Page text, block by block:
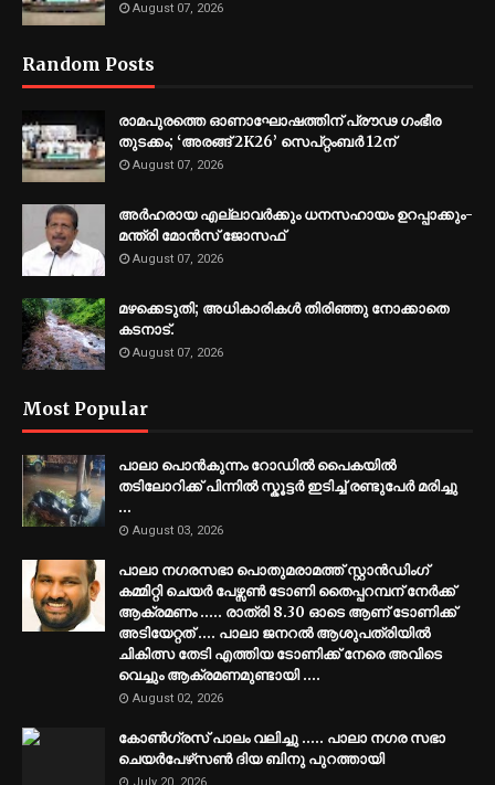
August 07, 2026
Random Posts
രാമപുരത്തെ ഓണാഘോഷത്തിന് പ്രൗഢ ഗംഭീര
തുടക്കം; ‘അരങ്ങ് 2K26’ സെപ്റ്റംബർ 12ന്
August 07, 2026
അര്‍ഹരായ എല്ലാവര്‍ക്കും ധനസഹായം ഉറപ്പാക്കും-
മന്ത്രി മോന്‍സ് ജോസഫ്
August 07, 2026
മഴക്കെടുതി; അധികാരികള്‍ തിരിഞ്ഞു നോക്കാതെ
കടനാട്.
August 07, 2026
Most Popular
പാലാ പൊൻകുന്നം റോഡിൽ പൈകയിൽ
തടിലോറിക്ക് പിന്നിൽ സ്കൂട്ടർ ഇടിച്ച് രണ്ടുപേർ മരിച്ചു
...
August 03, 2026
പാലാ നഗരസഭാ പൊതുമരാമത്ത് സ്റ്റാൻഡിംഗ്
കമ്മിറ്റി ചെയർ പേഴ്സൺ ടോണി തൈപ്പറമ്പന് നേർക്ക്
ആക്രമണം ..... രാത്രി 8.30 ഓടെ ആണ് ടോണിക്ക്
അടിയേറ്റത് .... പാലാ ജനറൽ ആശുപത്രിയിൽ
ചികിത്സ തേടി എത്തിയ ടോണിക്ക് നേരെ അവിടെ
വെച്ചും ആക്രമണമുണ്ടായി ....
August 02, 2026
കോൺഗ്രസ് പാലം വലിച്ചു ..... പാലാ നഗര സഭാ
ചെയർപേഴ്‌സൺ ദിയ ബിനു പുറത്തായി